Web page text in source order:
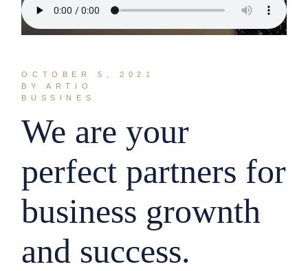
OCTOBER 5, 2021
BY ARTIO
BUSSINES
We are your
perfect partners for
business grownth
and success.